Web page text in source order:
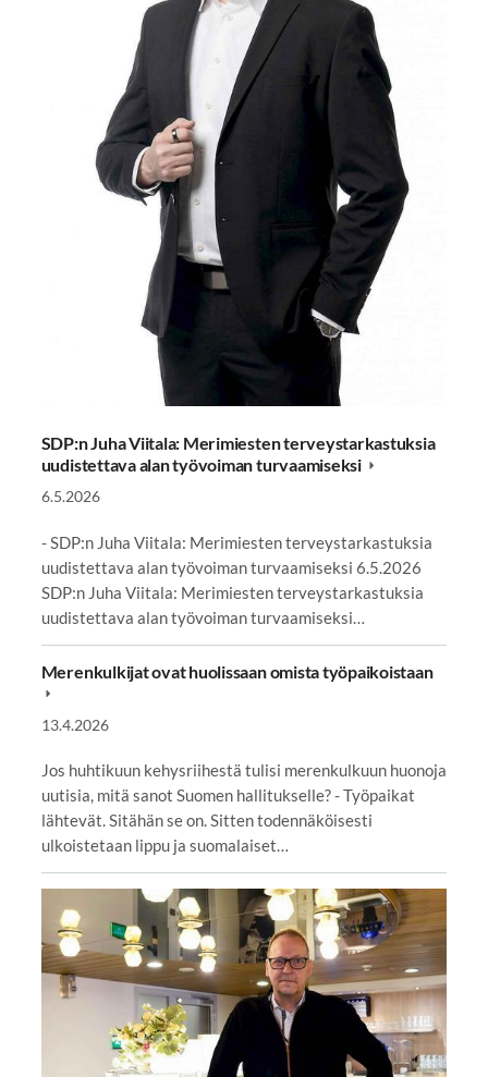
SDP:n Juha Viitala: Merimiesten terveystarkastuksia
uudistettava alan työvoiman turvaamiseksi
6.5.2026
- SDP:n Juha Viitala: Merimiesten terveystarkastuksia
uudistettava alan työvoiman turvaamiseksi 6.5.2026
SDP:n Juha Viitala: Merimiesten terveystarkastuksia
uudistettava alan työvoiman turvaamiseksi…
Merenkulkijat ovat huolissaan omista työpaikoistaan
13.4.2026
Jos huhtikuun kehysriihestä tulisi merenkulkuun huonoja
uutisia, mitä sanot Suomen hallitukselle? - Työpaikat
lähtevät. Sitähän se on. Sitten todennäköisesti
ulkoistetaan lippu ja suomalaiset…